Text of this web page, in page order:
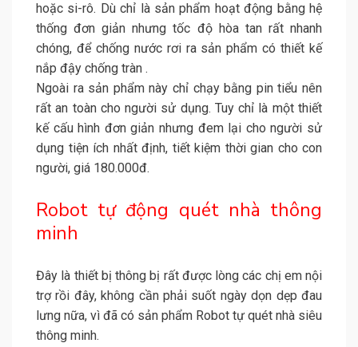
hoặc si-rô. Dù chỉ là sản phẩm hoạt động bằng hệ
thống đơn giản nhưng tốc độ hòa tan rất nhanh
chóng, để chống nước rơi ra sản phẩm có thiết kế
nắp đậy chống tràn .
Ngoài ra sản phẩm này chỉ chạy bằng pin tiểu nên
rất an toàn cho người sử dụng. Tuy chỉ là một thiết
kế cấu hình đơn giản nhưng đem lại cho người sử
dụng tiện ích nhất định, tiết kiệm thời gian cho con
người, giá 180.000đ.
Robot tự động quét nhà thông
minh
Đây là thiết bị thông bị rất được lòng các chị em nội
trợ rồi đây, không cần phải suốt ngày dọn dẹp đau
lưng nữa, vì đã có sản phẩm Robot tự quét nhà siêu
thông minh.